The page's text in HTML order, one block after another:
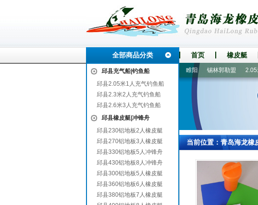
全部商品分类 首页 橡皮艇
邱县充气船|钓鱼船
邱县2.05米1人充气钓鱼船
邱县2.3米2人充气钓鱼船
邱县2.6米3人充气钓鱼船
邱县橡皮艇|冲锋舟
邱县230铝地板2人橡皮艇
邱县270铝地板3人橡皮艇
邱县330铝地板5人冲锋舟
邱县430铝地板8人冲锋舟
邱县300铝地板5人橡皮艇
邱县360铝地板6人橡皮艇
邱县380铝地板7人橡皮艇
乐业 雄县 伍家岗 睢阳 锡林郭勒盟 2.05米1
当前位置： 青岛海龙橡